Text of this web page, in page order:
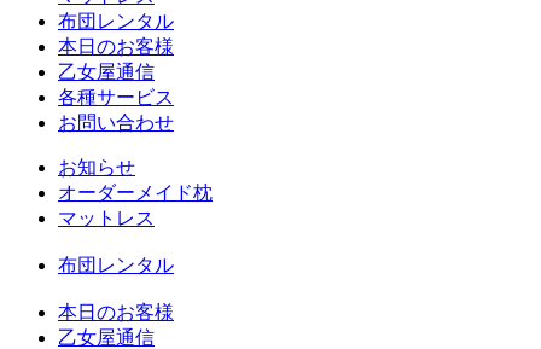
布団レンタル
本日のお客様
乙女屋通信
各種サービス
お問い合わせ
お知らせ
オーダーメイド枕
マットレス
布団レンタル
本日のお客様
乙女屋通信